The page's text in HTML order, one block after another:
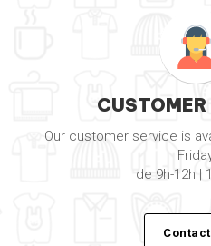
Our customer service is
de 9h-12h |